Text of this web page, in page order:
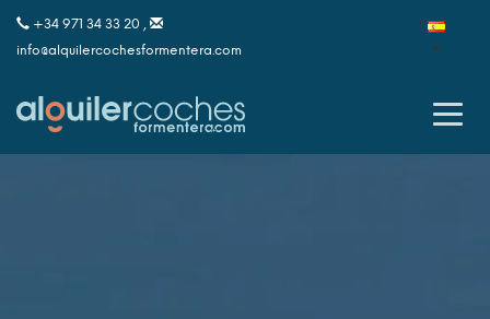
+34 971 34 33 20 ,
info@alquilercochesformentera.com